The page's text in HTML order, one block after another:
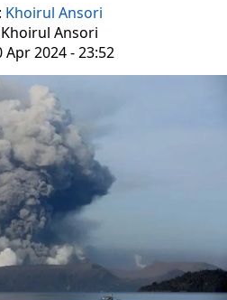
Khoirul Ansori
Ansori
Apr 2024 - 23:52